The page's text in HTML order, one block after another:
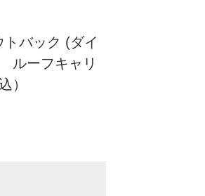
バック (ダイ
ルーフキャリ
）